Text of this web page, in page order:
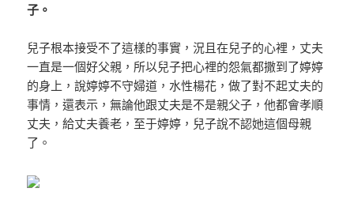
子。
兒子根本接受不了這樣的事實，況且在兒子的心裡，丈夫
一直是一個好父親，所以兒子把心裡的怨氣都撒到了婷婷
的身上，說婷婷不守婦道，水性楊花，做了對不起丈夫的
事情，還表示，無論他跟丈夫是不是親父子，他都會孝順
丈夫，給丈夫養老，至于婷婷，兒子說不認她這個母親
了。